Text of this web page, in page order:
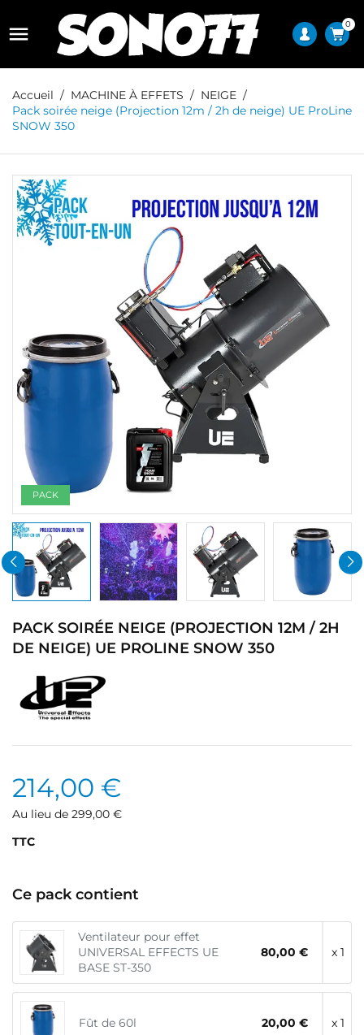
 0
Accueil MACHINE À EFFETS
NEIGE
Pack soirée neige (Projection 12m / 2h de neige) UE ProLine
SNOW 350
PACK
PACK SOIRÉE NEIGE (PROJECTION 12M / 2H
DE NEIGE) UE PROLINE SNOW 350
214,00 €
Au lieu de 299,00 €
TTC
Ce pack contient
Ventilateur pour effet
UNIVERSAL EFFECTS UE
BASE ST-350
80,00 € x 1
Fût de 60l 20,00 € x 1